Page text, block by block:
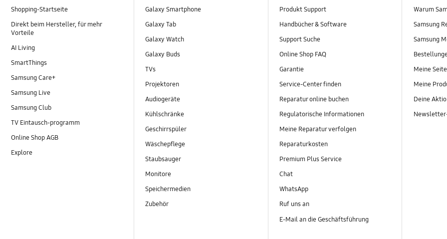
Shopping-Startseite
Direkt beim Hersteller, für mehr
Vorteile
AI Living
SmartThings
Samsung Care+
Samsung Live
Samsung Club
TV Eintausch-programm
Online Shop AGB
Explore
Galaxy Smartphone
Galaxy Tab
Galaxy Watch
Galaxy Buds
TVs
Projektoren
Audiogeräte
Kühlschränke
Geschirrspüler
Wäschepflege
Staubsauger
Monitore
Speichermedien
Zubehör
Produkt Support
Handbücher & Software
Support Suche
Online Shop FAQ
Garantie
Service-Center finden
Reparatur online buchen
Regulatorische Informationen
Meine Reparatur verfolgen
Reparaturkosten
Premium Plus Service
Chat
WhatsApp
Ruf uns an
E-Mail an die Geschäftsführung
Warum
Samsung
Samsung
Meine Seite
Meine
Deine